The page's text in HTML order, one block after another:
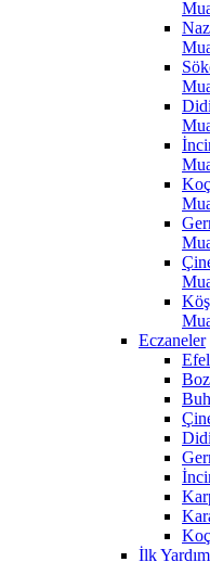
Eczaneler
İlk